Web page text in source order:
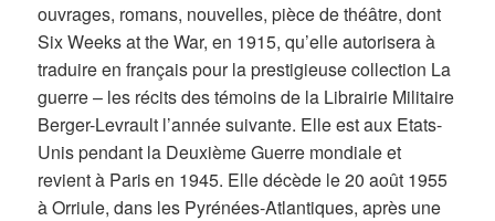
ouvrages, romans, nouvelles, pièce de théâtre, dont
Six Weeks at the War, en 1915, qu’elle autorisera à
traduire en français pour la prestigieuse collection La
guerre – les récits des témoins de la Librairie Militaire
Berger-Levrault l’année suivante. Elle est aux Etats-
Unis pendant la Deuxième Guerre mondiale et
revient à Paris en 1945. Elle décède le 20 août 1955
à Orriule, dans les Pyrénées-Atlantiques, après une